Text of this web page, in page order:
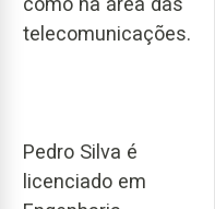
telecomunicações.
Pedro Silva é
licenciado em